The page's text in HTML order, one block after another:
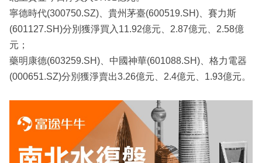
寧德時代(300750.SZ)、貴州茅臺(600519.SH)、賽力斯
(601127.SH)分別獲淨買入11.92億元、2.87億元、2.58億
元；
藥明康德(603259.SH)、中國神華(601088.SH)、格力電器
(000651.SZ)分別獲淨賣出3.26億元、2.4億元、1.93億元。